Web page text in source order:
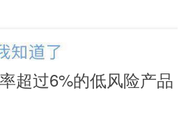
超过6%的低风险产品